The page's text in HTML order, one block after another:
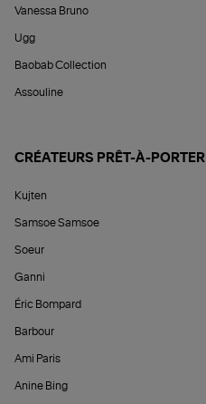
Vanessa Bruno
Ugg
Baobab Collection
Assouline
CRÉATEURS PRÊT-À-PORTER
Kujten
Samsoe Samsoe
Soeur
Ganni
Éric Bompard
Barbour
Ami Paris
Anine Bing